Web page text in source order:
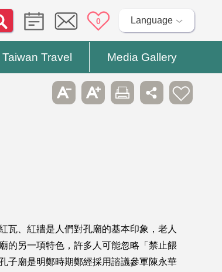
0 Language
Taiwan Travel Media Gallery
瓦、紅牆是人們對孔廟的基本印象，老人
的另一項特色，許多人可能忽略「禁止餵
子廟是明鄭時期鄭經採用諮議參軍陳永華